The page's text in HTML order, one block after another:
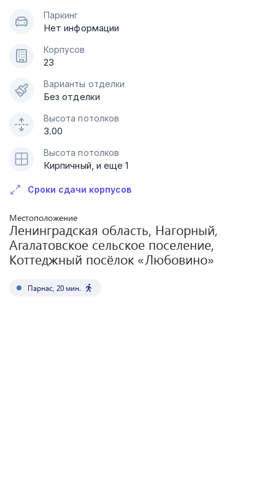
Паркинг
Нет информации
Корпусов
23
Варианты отделки
Без отделки
Высота потолков
3.00
Высота потолков
Кирпичный, и еще 1
Сроки сдачи корпусов
Местоположение
Ленинградская область, Нагорный,
Агалатовское сельское поселение,
Коттеджный посёлок «Любовино»
Парнас 20 мин.